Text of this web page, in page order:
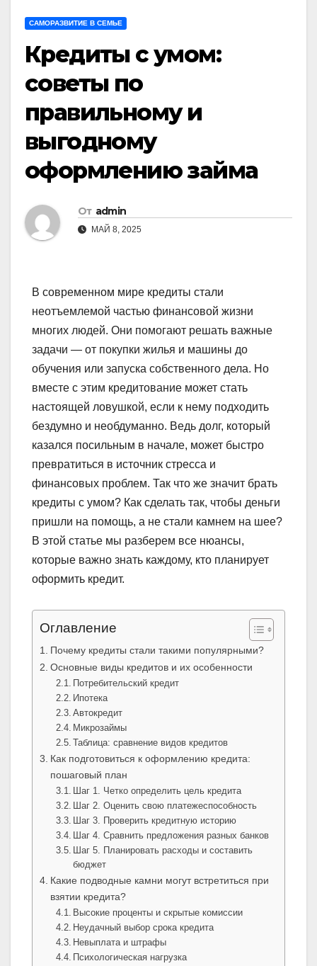
САМОРАЗВИТИЕ В СЕМЬЕ
Кредиты с умом:
советы по
правильному и
выгодному
оформлению займа
От admin
МАЙ 8, 2025
В современном мире кредиты стали
неотъемлемой частью финансовой жизни
многих людей. Они помогают решать важные
задачи — от покупки жилья и машины до
обучения или запуска собственного дела. Но
вместе с этим кредитование может стать
настоящей ловушкой, если к нему подходить
бездумно и необдуманно. Ведь долг, который
казался посильным в начале, может быстро
превратиться в источник стресса и
финансовых проблем. Так что же значит брать
кредиты с умом? Как сделать так, чтобы деньги
пришли на помощь, а не стали камнем на шее?
В этой статье мы разберем все нюансы,
которые важно знать каждому, кто планирует
оформить кредит.
Оглавление
Почему кредиты стали такими популярными?
Основные виды кредитов и их особенности
Потребительский кредит
Ипотека
Автокредит
Микрозаймы
Таблица: сравнение видов кредитов
Как подготовиться к оформлению кредита:
пошаговый план
Шаг 1. Четко определить цель кредита
Шаг 2. Оценить свою платежеспособность
Шаг 3. Проверить кредитную историю
Шаг 4. Сравнить предложения разных банков
Шаг 5. Планировать расходы и составить
бюджет
Какие подводные камни могут встретиться при
взятии кредита?
Высокие проценты и скрытые комиссии
Неудачный выбор срока кредита
Невыплата и штрафы
Психологическая нагрузка